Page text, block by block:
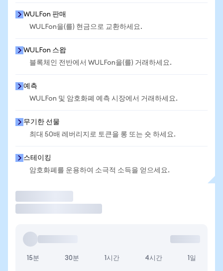
WULFon 판매
WULFon을(를) 현금으로 교환하세요.
WULFon 스왑
블록체인 전반에서 WULFon을(를) 거래하세요.
예측
WULFon 및 암호화폐 예측 시장에서 거래하세요.
무기한 선물
최대 50배 레버리지로 토큰을 롱 또는 숏 하세요.
스테이킹
암호화폐를 운용하여 소극적 소득을 얻으세요.
15분 30분 1시간 4시간 1일